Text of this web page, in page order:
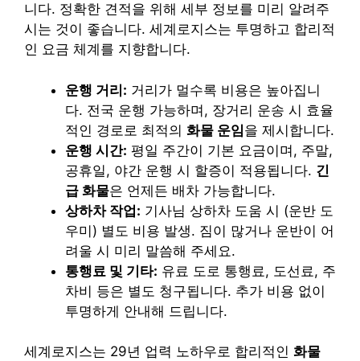
니다. 정확한 견적을 위해 세부 정보를 미리 알려주
시는 것이 좋습니다. 세계로지스는 투명하고 합리적
인 요금 체계를 지향합니다.
운행 거리: 거리가 멀수록 비용은 높아집니
다. 전국 운행 가능하며, 장거리 운송 시 효율
적인 경로로 최적의 화물 운임을 제시합니다.
운행 시간: 평일 주간이 기본 요금이며, 주말,
공휴일, 야간 운행 시 할증이 적용됩니다. 긴
급 화물은 언제든 배차 가능합니다.
상하차 작업: 기사님 상하차 도움 시 (운반 도
우미) 별도 비용 발생. 짐이 많거나 운반이 어
려울 시 미리 말씀해 주세요.
통행료 및 기타: 유료 도로 통행료, 도선료, 주
차비 등은 별도 청구됩니다. 추가 비용 없이
투명하게 안내해 드립니다.
세계로지스는 29년 업력 노하우로 합리적인 화물